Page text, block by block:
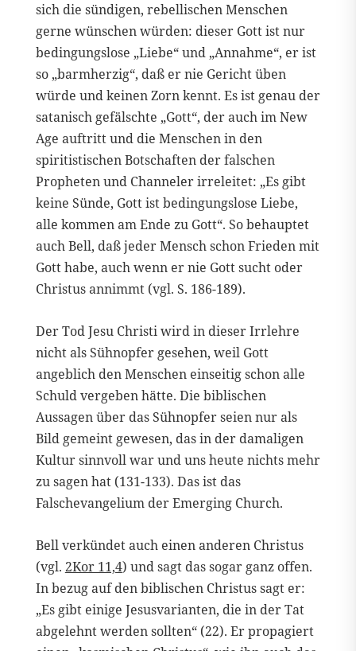
sich die sündigen, rebellischen Menschen
gerne wünschen würden: dieser Gott ist nur
bedingungslose „Liebe“ und „Annahme“, er ist
so „barmherzig“, daß er nie Gericht üben
würde und keinen Zorn kennt. Es ist genau der
satanisch gefälschte „Gott“, der auch im New
Age auftritt und die Menschen in den
spiritistischen Botschaften der falschen
Propheten und Channeler irreleitet: „Es gibt
keine Sünde, Gott ist bedingungslose Liebe,
alle kommen am Ende zu Gott“. So behauptet
auch Bell, daß jeder Mensch schon Frieden mit
Gott habe, auch wenn er nie Gott sucht oder
Christus annimmt (vgl. S. 186-189).
Der Tod Jesu Christi wird in dieser Irrlehre
nicht als Sühnopfer gesehen, weil Gott
angeblich den Menschen einseitig schon alle
Schuld vergeben hätte. Die biblischen
Aussagen über das Sühnopfer seien nur als
Bild gemeint gewesen, das in der damaligen
Kultur sinnvoll war und uns heute nichts mehr
zu sagen hat (131-133). Das ist das
Falschevangelium der Emerging Church.
Bell verkündet auch einen anderen Christus
(vgl. 2Kor 11,4) und sagt das sogar ganz offen.
In bezug auf den biblischen Christus sagt er:
„Es gibt einige Jesusvarianten, die in der Tat
abgelehnt werden sollten“ (22). Er propagiert